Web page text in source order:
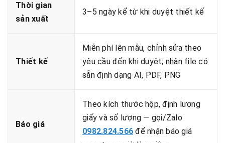
Thời gian
sản xuất
3–5 ngày kể từ khi duyệt thiết kế
Thiết kế
Miễn phí lên mẫu, chỉnh sửa theo
yêu cầu đến khi duyệt; nhận file có
sẵn định dạng AI, PDF, PNG
Báo giá
Theo kích thước hộp, định lượng
giấy và số lượng — gọi/Zalo
0982.824.566 để nhận báo giá